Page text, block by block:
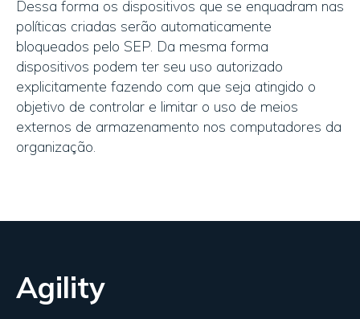
Dessa forma os dispositivos que se enquadram nas
políticas criadas serão automaticamente
bloqueados pelo SEP. Da mesma forma
dispositivos podem ter seu uso autorizado
explicitamente fazendo com que seja atingido o
objetivo de controlar e limitar o uso de meios
externos de armazenamento nos computadores da
organização.
Agility